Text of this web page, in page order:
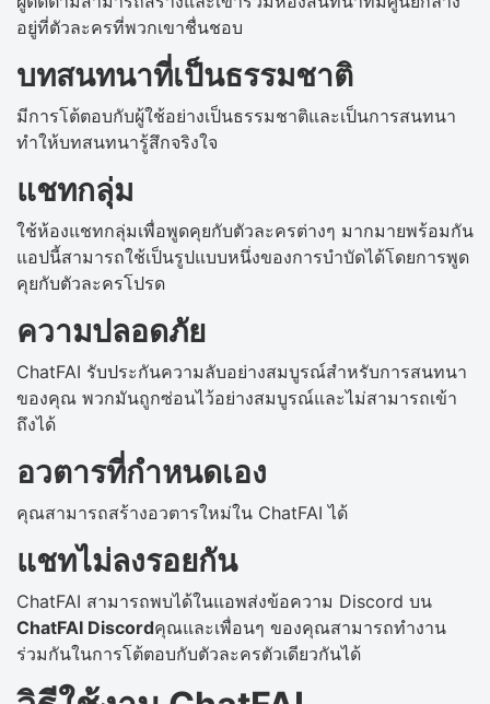
อยู่ที่ตัวละครที่พวกเขาชื่นชอบ
บทสนทนาที่เป็นธรรมชาติ
มีการโต้ตอบกับผู้ใช้อย่างเป็นธรรมชาติและเป็นการสนทนา
ทำให้บทสนทนารู้สึกจริงใจ
แชทกลุ่ม
ใช้ห้องแชทกลุ่มเพื่อพูดคุยกับตัวละครต่างๆ มากมายพร้อมกัน
แอปนี้สามารถใช้เป็นรูปแบบหนึ่งของการบำบัดได้โดยการพูด
คุยกับตัวละครโปรด
ความปลอดภัย
ChatFAI รับประกันความลับอย่างสมบูรณ์สำหรับการสนทนา
ของคุณ พวกมันถูกซ่อนไว้อย่างสมบูรณ์และไม่สามารถเข้า
ถึงได้
อวตารที่กำหนดเอง
คุณสามารถสร้างอวตารใหม่ใน ChatFAI ได้
แชทไม่ลงรอยกัน
ChatFAI สามารถพบได้ในแอพส่งข้อความ Discord บน
ChatFAI Discordคุณและเพื่อนๆ ของคุณสามารถทำงาน
ร่วมกันในการโต้ตอบกับตัวละครตัวเดียวกันได้